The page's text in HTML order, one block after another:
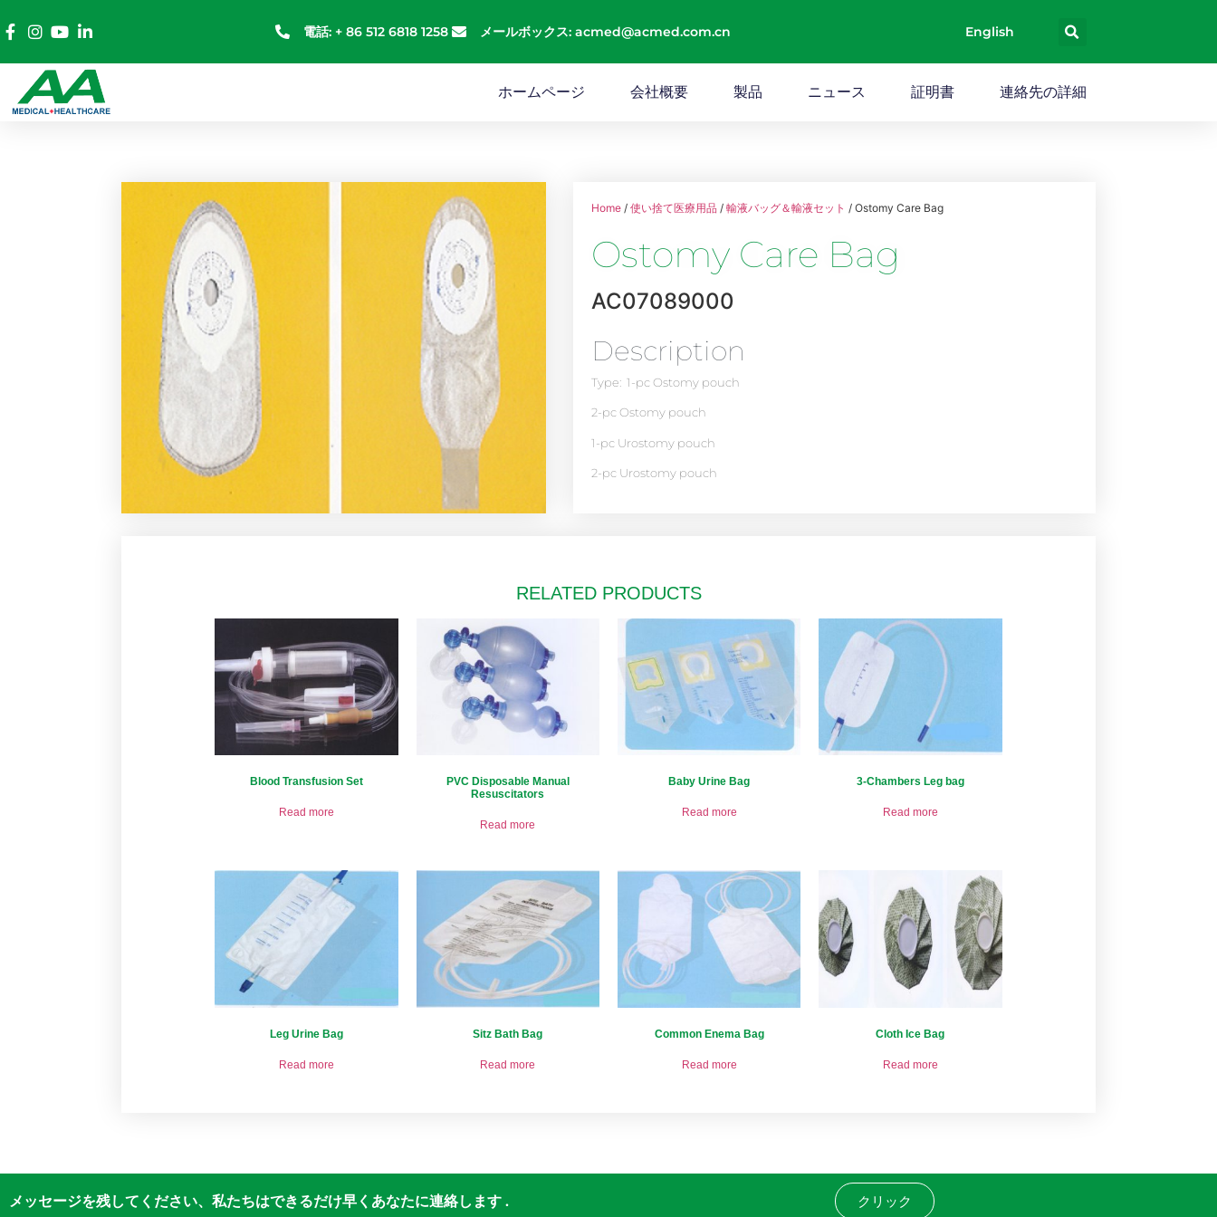
電話: + 86 512 6818 1258 メールボックス: acmed@acmed.com.cn English
ホームページ 会社概要 製品 ニュース 証明書 連絡先の詳細
Home /使い捨て医療用品 /輸液バッグ＆輸液セット / Ostomy Care Bag
Ostomy Care Bag
AC07089000
Description
Type: 1-pc Ostomy pouch
2-pc Ostomy pouch
1-pc Urostomy pouch
2-pc Urostomy pouch
RELATED PRODUCTS
Blood Transfusion Set
Read more
PVC Disposable Manual
Resuscitators
Read more
Baby Urine Bag
Read more
3-Chambers Leg bag
Read more
Leg Urine Bag
Read more
Sitz Bath Bag
Read more
Common Enema Bag
Read more
Cloth Ice Bag
Read more
メッセージを残してください、私たちはできるだけ早くあなたに連絡します . クリック